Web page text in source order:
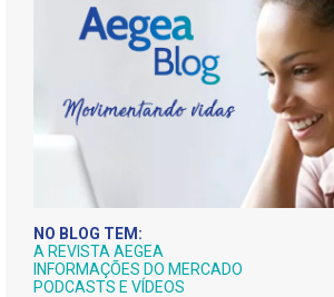
NO BLOG TEM:
A REVISTA AEGEA
INFORMAÇÕES DO MERCADO
PODCASTS E VÍDEOS